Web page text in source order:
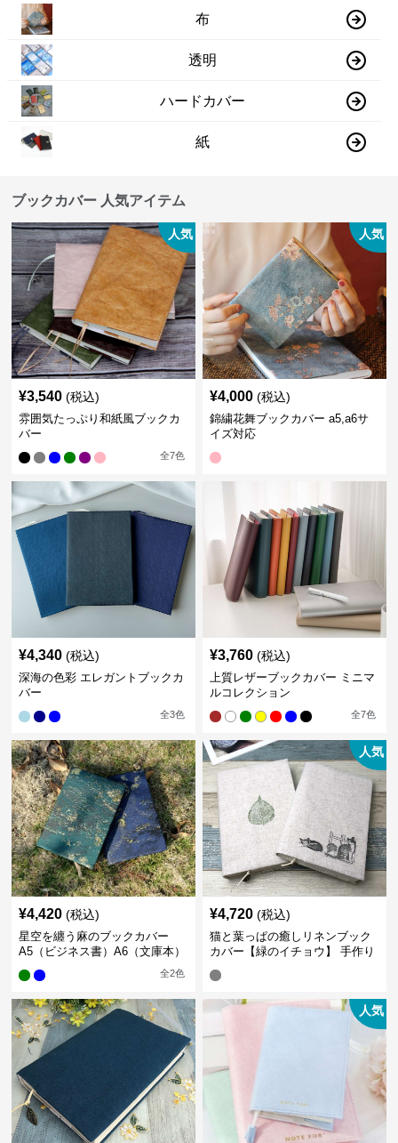
布
透明
ハードカバー
紙
ブックカバー 人気アイテム
人気
¥3,540 (税込)
雰囲気たっぷり和紙風ブックカ
バー
全7色
人気
¥4,000 (税込)
錦繍花舞ブックカバー a5,a6サ
イズ対応
¥4,340 (税込)
深海の色彩 エレガントブックカ
バー
全3色
¥3,760 (税込)
上質レザーブックカバー ミニマ
ルコレクション
全7色
¥4,420 (税込)
星空を纏う麻のブックカバー
A5（ビジネス書）A6（文庫本）
全2色
人気
¥4,720 (税込)
猫と葉っぱの癒しリネンブック
カバー【緑のイチョウ】 手作り
人気